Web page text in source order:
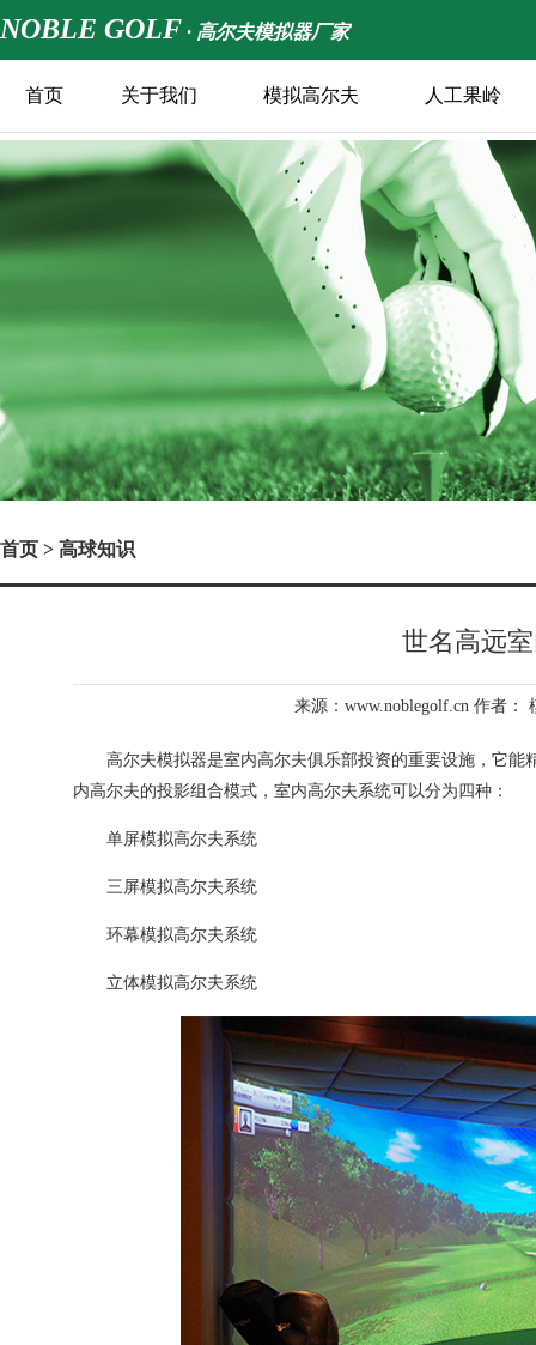
NOBLE GOLF · 高尔夫模拟器厂家
首页 关于我们 模拟高尔夫 人工果岭
首页 > 高球知识
世名高远
来源：www.noblegolf.cn 作者：
高尔夫模拟器是室内高尔夫俱乐部投资的重要设施，它能
内高尔夫的投影组合模式，室内高尔夫系统可以分为四种：
单屏模拟高尔夫系统
三屏模拟高尔夫系统
环幕模拟高尔夫系统
立体模拟高尔夫系统